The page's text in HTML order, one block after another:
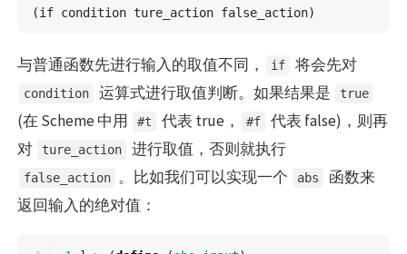
与普通函数先进行输入的取值不同， if 将会先对
condition 运算式进行取值判断。如果结果是 true
(在 Scheme 中用 #t 代表 true， #f
代表 false)，则再
对
ture_action 进行取值，否则就执行
false_action 。比如我们可以实现一个 abs
函数来
返回输入的绝对值：